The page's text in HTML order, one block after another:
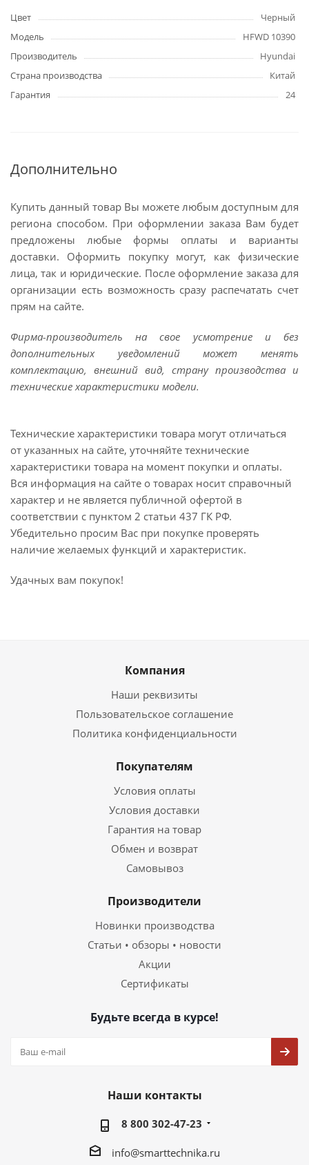
Цвет
Черный
Модель
HFWD 10390
Производитель
Hyundai
Страна производства
Китай
Гарантия
24
Дополнительно
Купить данный товар Вы можете любым доступным для
региона способом. При оформлении заказа Вам будет
предложены любые формы оплаты и варианты
доставки. Оформить покупку могут, как физические
лица, так и юридические. После оформление заказа для
организации есть возможность сразу распечатать счет
прям на сайте.
Фирма-производитель на свое усмотрение и без
дополнительных уведомлений может менять
комплектацию, внешний вид, страну производства и
технические характеристики модели.
Технические характеристики товара могут отличаться
от указанных на сайте, уточняйте технические
характеристики товара на момент покупки и оплаты.
Вся информация на сайте о товарах носит справочный
характер и не является публичной офертой в
соответствии с пунктом 2 статьи 437 ГК РФ.
Убедительно просим Вас при покупке проверять
наличие желаемых функций и характеристик.
Удачных вам покупок!
Компания
Наши реквизиты
Пользовательское соглашение
Политика конфиденциальности
Покупателям
Условия оплаты
Условия доставки
Гарантия на товар
Обмен и возврат
Самовывоз
Производители
Новинки производства
Статьи • обзоры • новости
Акции
Сертификаты
Будьте всегда в курсе!
Наши контакты
8 800 302-47-23
info@smarttechnika.ru